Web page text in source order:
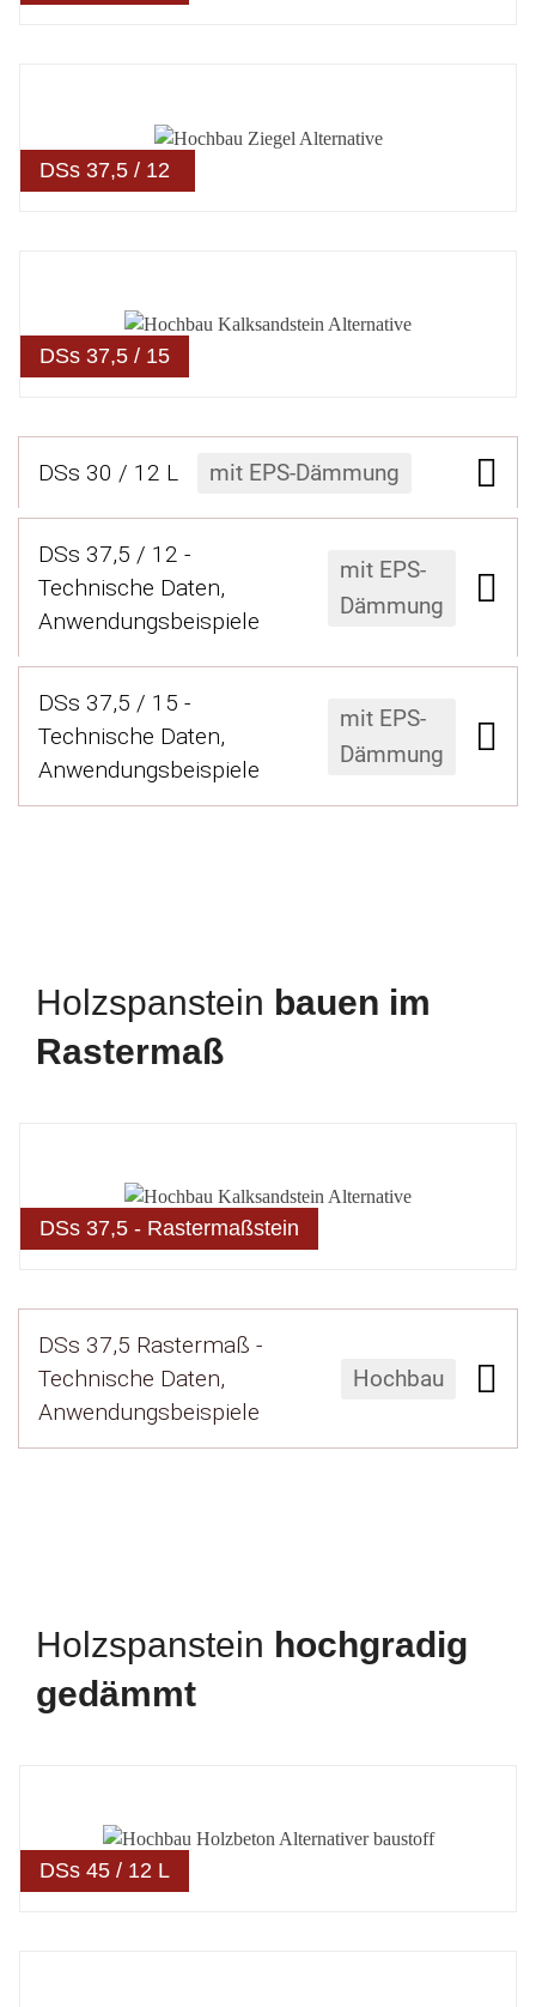
DSs 37,5 / 12
DSs 37,5 / 15
DSs 30 / 12 L mit EPS-Dämmung
DSs 37,5 / 12 -
Technische Daten,
Anwendungsbeispiele
mit EPS-
Dämmung
DSs 37,5 / 15 -
Technische Daten,
Anwendungsbeispiele
mit EPS-
Dämmung
Holzspanstein bauen im
Rastermaß
DSs 37,5 - Rastermaßstein
DSs 37,5 Rastermaß -
Technische Daten,
Anwendungsbeispiele
Hochbau
Holzspanstein hoch­gradig
gedämmt
DSs 45 / 12 L